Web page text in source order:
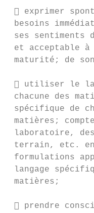
 exprimer
besoins
ses
et acceptable à
maturité; de
 utiliser le
chacune des
spécifique de
matières;
laboratoire,
terrain, etc.
formulations
langage
matières;
 prendre